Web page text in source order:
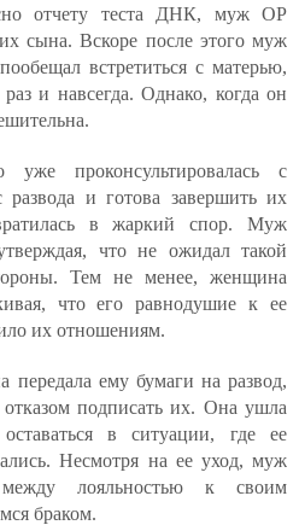
отчету теста ДНК, муж OP
сына. Вскоре после этого муж
встретиться с матерью,
и навсегда. Однако, когда он
проконсультировалась с
развода и готова завершить их
в жаркий спор. Муж
что не ожидал такой
Тем не менее, женщина
что его равнодушие к ее
их отношениям.
ему бумаги на развод,
отказом подписать их. Она ушла
в ситуации, где ее
Несмотря на ее уход, муж
между лояльностью к своим
браком.